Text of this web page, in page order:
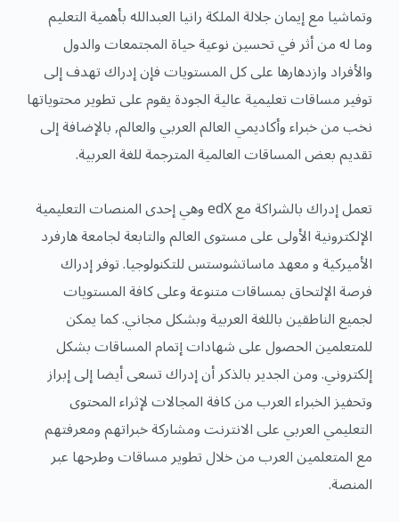
وتماشيا مع إيمان جلالة الملكة رانيا العبدالله بأهمية التعليم
وما له من أثر في تحسين نوعية حياة المجتمعات والدول
والأفراد وازدهارها على كل المستويات فإن إدراك تهدف إلى
توفير مساقات تعليمية عالية الجودة يقوم على تطوير محتوياتها
نخب من خبراء وأكاديمي العالم العربي والعالم, بالإضافة إلى
تقديم بعض المساقات العالمية المترجمة للغة العربية.
تعمل إدراك بالشراكة مع edX وهي إحدى المنصات التعليمية
الإلكترونية الأولى على مستوى العالم والتابعة لجامعة هارفرد
الأميركية و معهد ماساتشوستس للتكنولوجيا. توفر إدراك
فرصة الإلتحاق بمساقات متنوعة وعلى كافة المستويات
لجميع الناطقين باللغة العربية وبشكل مجاني. كما يمكن
للمتعلمين الحصول على شهادات إتمام المساقات بشكل
إلكتروني. ومن الجدير بالذكر أن إدراك تسعى أيضا إلى إبراز
وتحفيز الخبراء العرب من كافة المجالات لإثراء المحتوى
التعليمي العربي على الانترنت ومشاركة خبراتهم ومعرفتهم
مع المتعلمين العرب من خلال تطوير مساقات وطرحها عبر
المنصة.